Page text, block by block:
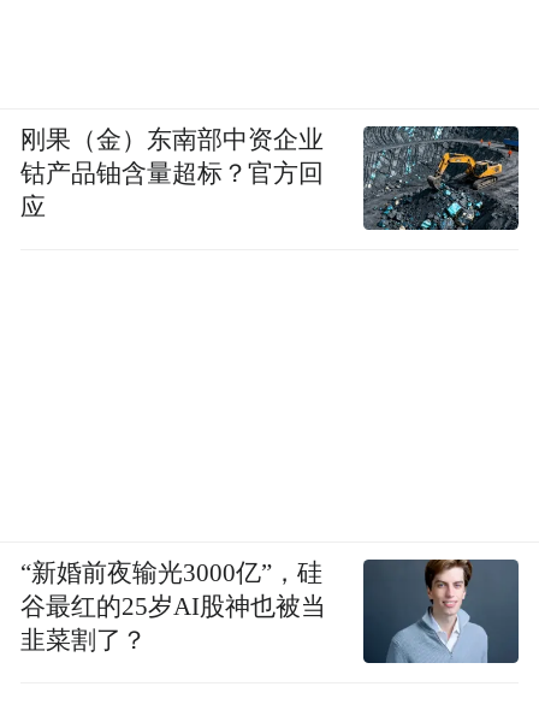
刚果（金）东南部中资企业
钴产品铀含量超标？官方回
应
“新婚前夜输光3000亿”，硅
谷最红的25岁AI股神也被当
韭菜割了？